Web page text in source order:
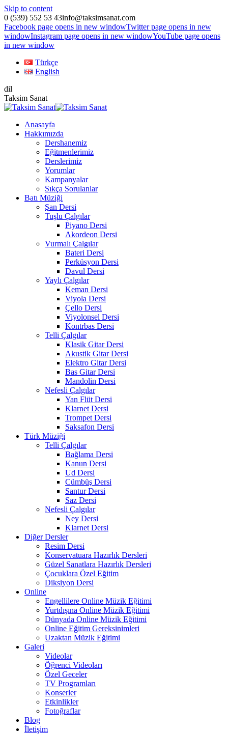
Skip to content
0 (539) 552 53 43info@taksimsanat.com
Facebook page opens in new windowTwitter page opens in new
windowInstagram page opens in new windowYouTube page opens
in new window
Türkçe
English
dil
Taksim Sanat
Anasayfa
Hakkımızda
Dershanemiz
Eğitmenlerimiz
Derslerimiz
Yorumlar
Kampanyalar
Sıkça Sorulanlar
Batı Müziği
Şan Dersi
Tuşlu Çalgılar
Piyano Dersi
Akordeon Dersi
Vurmalı Çalgılar
Bateri Dersi
Perküsyon Dersi
Davul Dersi
Yaylı Çalgılar
Keman Dersi
Viyola Dersi
Çello Dersi
Viyolonsel Dersi
Kontrbas Dersi
Telli Çalgılar
Klasik Gitar Dersi
Akustik Gitar Dersi
Elektro Gitar Dersi
Bas Gitar Dersi
Mandolin Dersi
Nefesli Çalgılar
Yan Flüt Dersi
Klarnet Dersi
Trompet Dersi
Saksafon Dersi
Türk Müziği
Telli Çalgılar
Bağlama Dersi
Kanun Dersi
Ud Dersi
Cümbüş Dersi
Santur Dersi
Saz Dersi
Nefesli Çalgılar
Ney Dersi
Klarnet Dersi
Diğer Dersler
Resim Dersi
Konservatuara Hazırlık Dersleri
Güzel Sanatlara Hazırlık Dersleri
Çocuklara Özel Eğitim
Diksiyon Dersi
Online
Engellilere Online Müzik Eğitimi
Yurtdışına Online Müzik Eğitimi
Dünyada Online Müzik Eğitimi
Online Eğitim Gereksinimleri
Uzaktan Müzik Eğitimi
Galeri
Videolar
Öğrenci Videoları
Özel Geceler
TV Programları
Konserler
Etkinlikler
Fotoğraflar
Blog
İletişim